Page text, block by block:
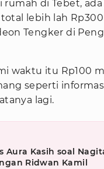
rumah di Tebet,
lebih lah
Tengker di
waktu itu Rp100
seperti
lagi.
Aura Kasih soal
Ridwan Kamil